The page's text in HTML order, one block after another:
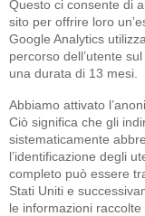
Questo ci consente di
sito per offrire loro
Google Analytics
percorso dell’utente
una durata di 13 mesi.
Abbiamo attivato
Ciò significa che gli
sistematicamente
l’identificazione degli
completo può essere
Stati Uniti e
le informazioni